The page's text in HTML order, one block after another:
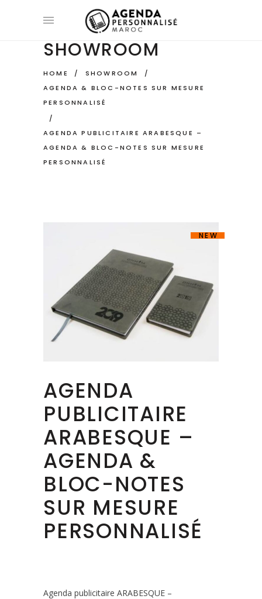
SHOWROOM
HOME / SHOWROOM
/
AGENDA & BLOC-NOTES SUR MESURE
PERSONNALISÉ
/
AGENDA PUBLICITAIRE ARABESQUE –
AGENDA & BLOC-NOTES SUR MESURE
PERSONNALISÉ
NEW
AGENDA
PUBLICITAIRE
ARABESQUE –
AGENDA &
BLOC-NOTES
SUR MESURE
PERSONNALISÉ
Agenda publicitaire ARABESQUE –